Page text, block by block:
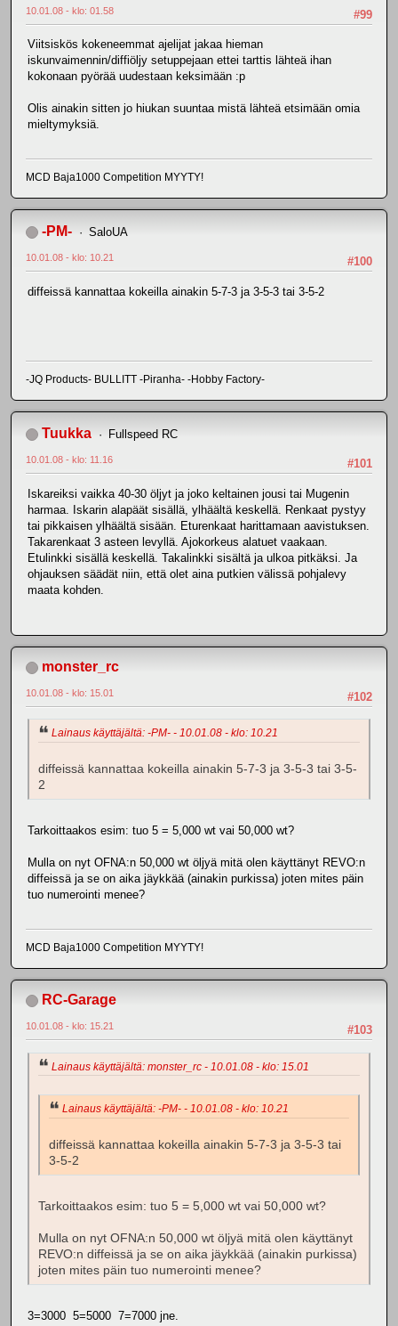
#99
10.01.08 - klo: 01.58
Viitsiskös kokeneemmat ajelijat jakaa hieman
iskunvaimennin/diffiöljy setuppejaan ettei tarttis lähteä ihan
kokonaan pyörää uudestaan keksimään :p
Olis ainakin sitten jo hiukan suuntaa mistä lähteä etsimään omia
mieltymyksiä.
MCD Baja1000 Competition MYYTY!
-PM- SaloUA
#100
10.01.08 - klo: 10.21
diffeissä kannattaa kokeilla ainakin 5-7-3 ja 3-5-3 tai 3-5-2
-JQ Products- BULLITT -Piranha- -Hobby Factory-
Tuukka Fullspeed RC
#101
10.01.08 - klo: 11.16
Iskareiksi vaikka 40-30 öljyt ja joko keltainen jousi tai Mugenin
harmaa. Iskarin alapäät sisällä, ylhäältä keskellä. Renkaat pystyy
tai pikkaisen ylhäältä sisään. Eturenkaat harittamaan aavistuksen.
Takarenkaat 3 asteen levyllä. Ajokorkeus alatuet vaakaan.
Etulinkki sisällä keskellä. Takalinkki sisältä ja ulkoa pitkäksi. Ja
ohjauksen säädät niin, että olet aina putkien välissä pohjalevy
maata kohden.
monster_rc
#102
10.01.08 - klo: 15.01
Lainaus käyttäjältä: -PM- - 10.01.08 - klo: 10.21
diffeissä kannattaa kokeilla ainakin 5-7-3 ja 3-5-3 tai 3-5-
2
Tarkoittaakos esim: tuo 5 = 5,000 wt vai 50,000 wt?
Mulla on nyt OFNA:n 50,000 wt öljyä mitä olen käyttänyt REVO:n
diffeissä ja se on aika jäykkää (ainakin purkissa) joten mites päin
tuo numerointi menee?
MCD Baja1000 Competition MYYTY!
RC-Garage
#103
10.01.08 - klo: 15.21
Lainaus käyttäjältä: monster_rc - 10.01.08 - klo: 15.01
Lainaus käyttäjältä: -PM- - 10.01.08 - klo: 10.21
diffeissä kannattaa kokeilla ainakin 5-7-3 ja 3-5-3 tai
3-5-2
Tarkoittaakos esim: tuo 5 = 5,000 wt vai 50,000 wt?
Mulla on nyt OFNA:n 50,000 wt öljyä mitä olen käyttänyt
REVO:n diffeissä ja se on aika jäykkää (ainakin purkissa)
joten mites päin tuo numerointi menee?
3=3000 5=5000 7=7000 jne.